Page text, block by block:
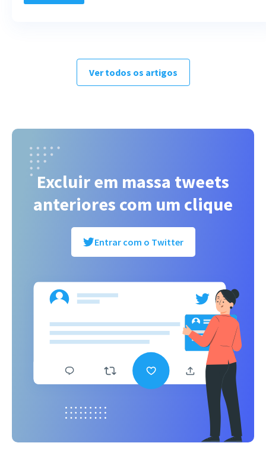
Ver todos os artigos
Excluir em massa tweets
anteriores com um clique
Entrar com o Twitter